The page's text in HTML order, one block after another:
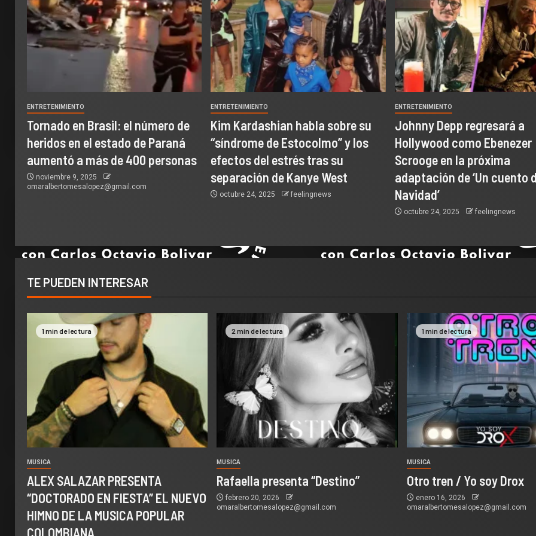
ENTRETENIMIENTO
Tornado en Brasil: el número de
heridos en el estado de Paraná
aumentó a más de 400 personas
noviembre 9, 2025
omaralbertomesalopez@gmail.com
ENTRETENIMIENTO
Kim Kardashian habla sobre su
“síndrome de Estocolmo” y los
efectos del estrés tras su
separación de Kanye West
octubre 24, 2025 feelingnews
ENTRETENIMIENTO
Johnny Depp regresará a
Hollywood como Ebenezer
Scrooge en la próxima
adaptación de ‘Un cuento
Navidad’
octubre 24, 2025 feelingnews
TE PUEDEN INTERESAR
1 min de lectura
MUSICA
ALEX SALAZAR PRESENTA
“DOCTORADO EN FIESTA” EL NUEVO
HIMNO DE LA MUSICA POPULAR
COLOMBIANA
2 min de lectura
MUSICA
Rafaella presenta “Destino”
febrero 20, 2026
omaralbertomesalopez@gmail.com
1 min de lectura
MUSICA
Otro tren / Yo soy Drox
enero 16, 2026
omaralbertomesalopez@gmail.com